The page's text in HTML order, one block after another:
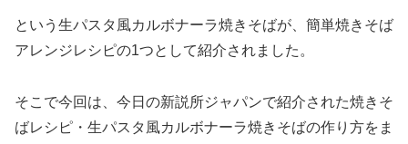
という生パスタ風カルボナーラ焼きそばが、簡単焼きそば
アレンジレシピの1つとして紹介されました。
そこで今回は、今日の新説所ジャパンで紹介された焼きそ
ばレシピ・生パスタ風カルボナーラ焼きそばの作り方をま